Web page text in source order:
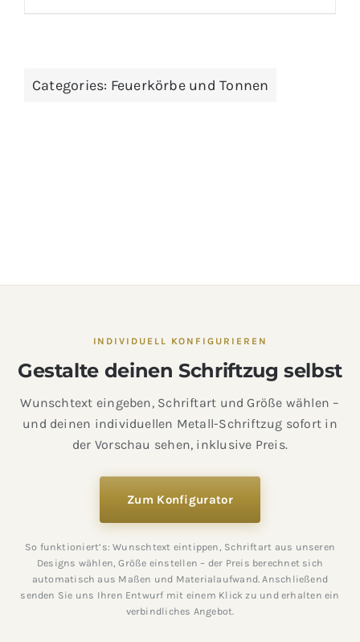
Categories: Feuerkörbe und Tonnen
INDIVIDUELL KONFIGURIEREN
Gestalte deinen Schriftzug selbst
Wunschtext eingeben, Schriftart und Größe wählen –
und deinen individuellen Metall-Schriftzug sofort in
der Vorschau sehen, inklusive Preis.
Zum Konfigurator
So funktioniert’s: Wunschtext eintippen, Schriftart aus unseren
Designs wählen, Größe einstellen – der Preis berechnet sich
automatisch aus Maßen und Materialaufwand. Anschließend
senden Sie uns Ihren Entwurf mit einem Klick zu und erhalten ein
verbindliches Angebot.